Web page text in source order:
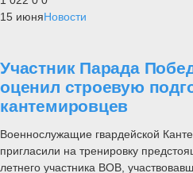
15 июняНовости
Участник Парада
оценил строевую
кантемировцев
Военнослужащие гвардейской
пригласили на тренировку
летнего участника ВОВ,